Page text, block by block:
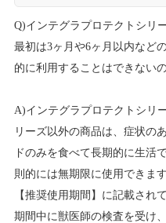
Q)インテグラプロテクトシリ
最初は3ヶ月や6ヶ月以内など
的に利用することはできない
A)インテグラプロテクトシリ
リーズ以外の商品は、症状の
ドのみを食べて長期的に生活
則的には無期限に使用できます
【推奨使用期間】に記載され
期間中に獣医師の検査を受け